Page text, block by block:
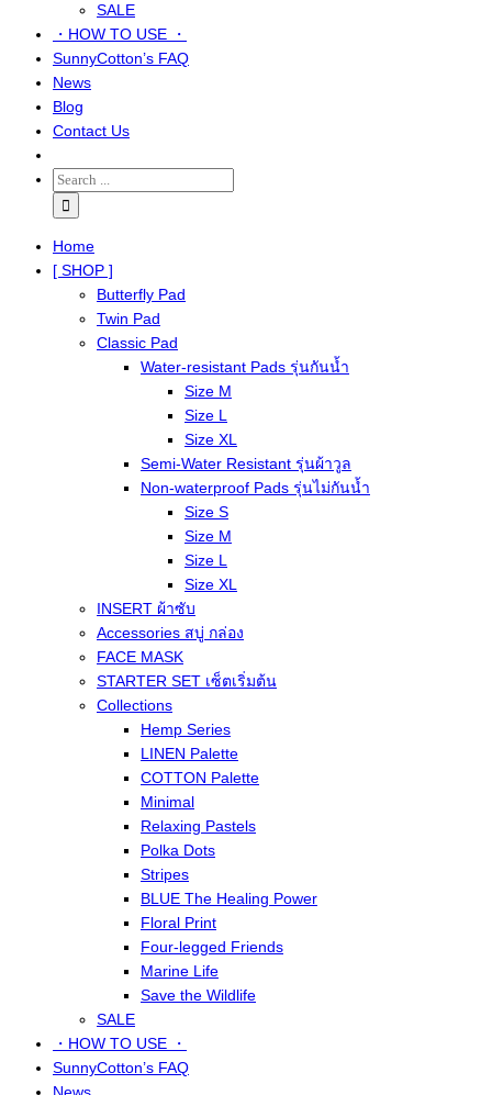
SALE
・HOW TO USE ・
SunnyCotton’s FAQ
News
Blog
Contact Us
Home
[ SHOP ]
Butterfly Pad
Twin Pad
Classic Pad
Water-resistant Pads รุ่นกันน้ำ
Size M
Size L
Size XL
Semi-Water Resistant รุ่นผ้าวูล
Non-waterproof Pads รุ่นไม่กันน้ำ
Size S
Size M
Size L
Size XL
INSERT ผ้าซับ
Accessories สบู่ กล่อง
FACE MASK
STARTER SET เซ็ตเริ่มต้น
Collections
Hemp Series
LINEN Palette
COTTON Palette
Minimal
Relaxing Pastels
Polka Dots
Stripes
BLUE The Healing Power
Floral Print
Four-legged Friends
Marine Life
Save the Wildlife
SALE
・HOW TO USE ・
SunnyCotton’s FAQ